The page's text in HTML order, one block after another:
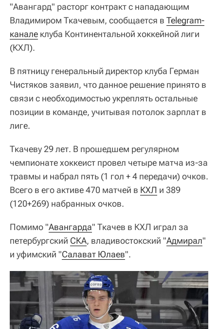
"Авангард" расторг контракт с нападающим
Владимиром Ткачевым, сообщается в Telegram-
канале клуба Континентальной хоккейной лиги
(КХЛ).
В пятницу генеральный директор клуба Герман
Чистяков заявил, что данное решение принято в
связи с необходимостью укреплять остальные
позиции в команде, учитывая потолок зарплат в
лиге.
Ткачеву 29 лет. В прошедшем регулярном
чемпионате хоккеист провел четыре матча из-за
травмы и набрал пять (1 гол + 4 передачи) очков.
Всего в его активе 470 матчей в КХЛ и 389
(120+269) набранных очков.
Помимо "Авангарда" Ткачев в КХЛ играл за
петербургский СКА, владивостокский "Адмирал"
и уфимский "Салават Юлаев".